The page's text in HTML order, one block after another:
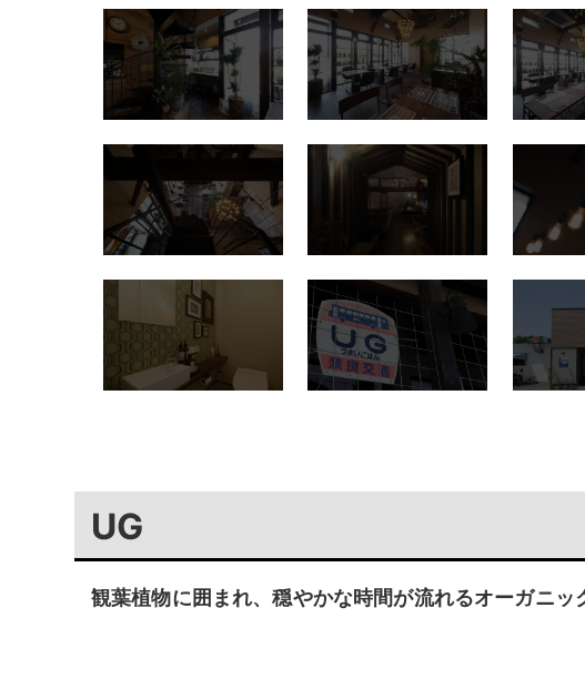
UG
観葉植物に囲まれ、穏やかな時間が流れるオーガニッ